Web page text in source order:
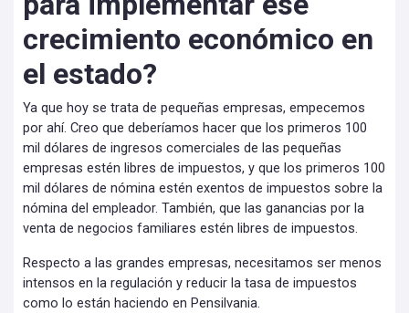
crecimiento económico en
el estado?
Ya que hoy se trata de pequeñas empresas, empecemos
por ahí. Creo que deberíamos hacer que los primeros 100
mil dólares de ingresos comerciales de las pequeñas
empresas estén libres de impuestos, y que los primeros 100
mil dólares de nómina estén exentos de impuestos sobre la
nómina del empleador. También, que las ganancias por la
venta de negocios familiares estén libres de impuestos.
Respecto a las grandes empresas, necesitamos ser menos
intensos en la regulación y reducir la tasa de impuestos
como lo están haciendo en Pensilvania.